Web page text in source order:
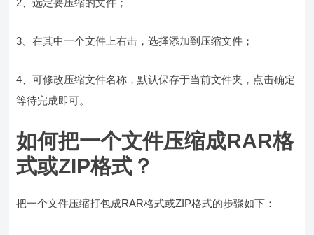
2、选定要压缩的文件；
3、在其中一个文件上右击，选择添加到压缩文件；
4、可修改压缩文件名称，默认保存于当前文件夹，点击确定
等待完成即可。
如何把一个文件压缩成RAR格
式或ZIP格式？
把一个文件压缩打包成RAR格式或ZIP格式的步骤如下：